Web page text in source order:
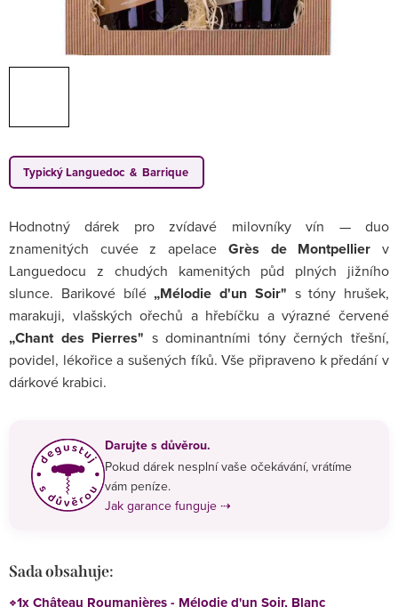
Typický Languedoc & Barrique
Hodnotný dárek pro zvídavé milovníky vín — duo
znamenitých cuvée z apelace Grès de Montpellier v
Languedocu z chudých kamenitých půd plných jižního
slunce. Barikové bílé „Mélodie d'un Soir" s tóny hrušek,
marakuji, vlašských ořechů a hřebíčku a výrazné červené
„Chant des Pierres" s dominantními tóny černých třešní,
povidel, lékořice a sušených fíků. Vše připraveno k předání v
dárkové krabici.
Darujte s důvěrou.
Pokud dárek nesplní vaše očekávání, vrátíme
vám peníze.
Jak garance funguje ⇢
Sada obsahuje:
1x Château Roumanières - Mélodie d'un Soir, Blanc